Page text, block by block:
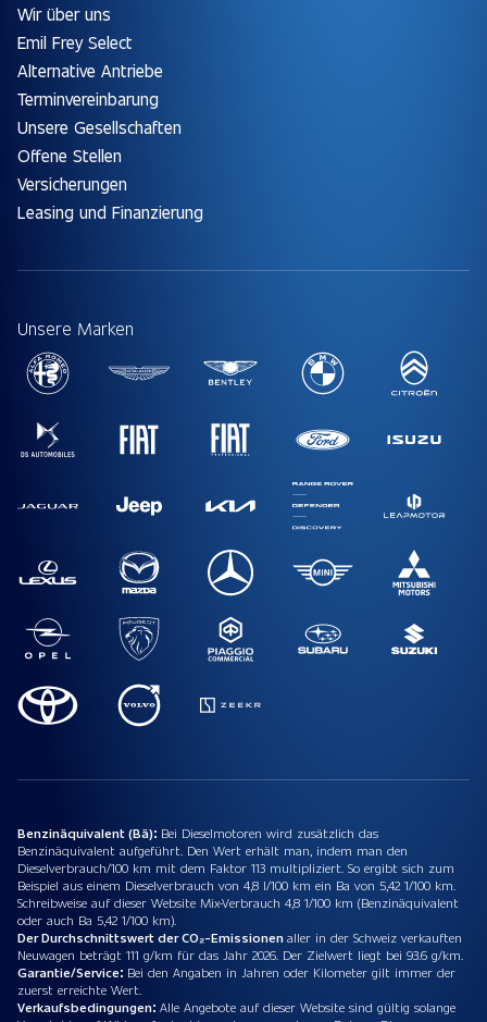
Wir über uns
Emil Frey Select
Alternative Antriebe
Terminvereinbarung
Unsere Gesellschaften
Offene Stellen
Versicherungen
Leasing und Finanzierung
Unsere Marken
Benzinäquivalent (Bä): Bei Dieselmotoren wird zusätzlich das
Benzinäquivalent aufgeführt. Den Wert erhält man, indem man den
Dieselverbrauch/100 km mit dem Faktor 113 multipliziert. So ergibt sich zum
Beispiel aus einem Dieselverbrauch von 4,8 l/100 km ein Ba von 5,42 1/100 km.
Schreibweise auf dieser Website Mix-Verbrauch 4,8 1/100 km (Benzinäquivalent
oder auch Ba 5,42 1/100 km).
Der Durchschnittswert der CO₂-Emissionenaller in der Schweiz verkauften
Neuwagen beträgt 111 g/km für das Jahr 2026. Der Zielwert liegt bei 93.6 g/km.
Garantie/Service: Bei den Angaben in Jahren oder Kilometer gilt immer der
zuerst erreichte Wert.
Verkaufsbedingungen: Alle Angebote auf dieser Website sind gültig solange